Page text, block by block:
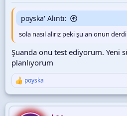
poyska' Alıntı:
sola nasıl alırız peki şu an onun
Şuanda onu test ediyorum. Yeni
planlıyorum
T
p
k
poyska